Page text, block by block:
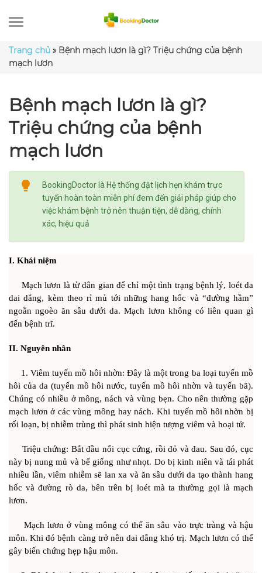
Trang chủ » Bệnh mạch lươn là gì? Triệu chứng của bệnh
mạch lươn
Bệnh mạch lươn là gì?
Triệu chứng của bệnh
mạch lươn
BookingDoctor là Hệ thống đặt lịch hẹn khám trực
tuyến hoàn toàn miễn phí đem đến giải pháp giúp cho
việc khám bệnh trở nên thuận tiện, dễ dàng, chính
xác, hiệu quả
I. Khái niệm
Mạch lươn là từ dân gian để chỉ một tình trạng bệnh lý, loét da
dai dẳng, kèm theo rỉ mủ tới những hang hốc và “đường hầm”
ngoằn ngoèo ăn sâu dưới da. Mạch lươn không có liên quan gì
đến bệnh trĩ.
II. Nguyên nhân
1. Viêm tuyến mồ hôi nhờn: Ðây là một trong ba loại tuyến mồ
hôi của da (tuyến mồ hôi nước, tuyến mồ hôi nhờn và tuyến bã).
Chúng có nhiều ở mông, nách và vùng bẹn. Cho nên thường gặp
mạch lươn ở các vùng mông hay nách. Khi tuyến mồ hôi nhờn bị
rối loạn, bị nhiễm trùng thì phát sinh hiện tượng viêm và hoại tử.
Triệu chứng: Bắt đầu nổi cục cứng, rồi đỏ và đau. Sau đó, cục
này bị nung mủ và bể giống như nhọt. Do bị kinh niên và tái phát
nhiều lần, viêm nhiễm sẽ lan xa và ăn sâu dưới da tạo thành hang
hốc và đường rò da, bên trên bị loét mà ta thường gọi là mạch
lươn.
Mạch lươn ở vùng mông có thể ăn sâu vào trực tràng và hậu
môn. Khi đó bệnh càng trở nên dai dẳng khó trị. Mạch lươn có thể
gây biến chứng hẹp hậu môn.